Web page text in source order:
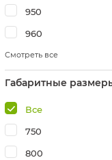
950
960
Смотреть все
Габаритные
Все
750
800